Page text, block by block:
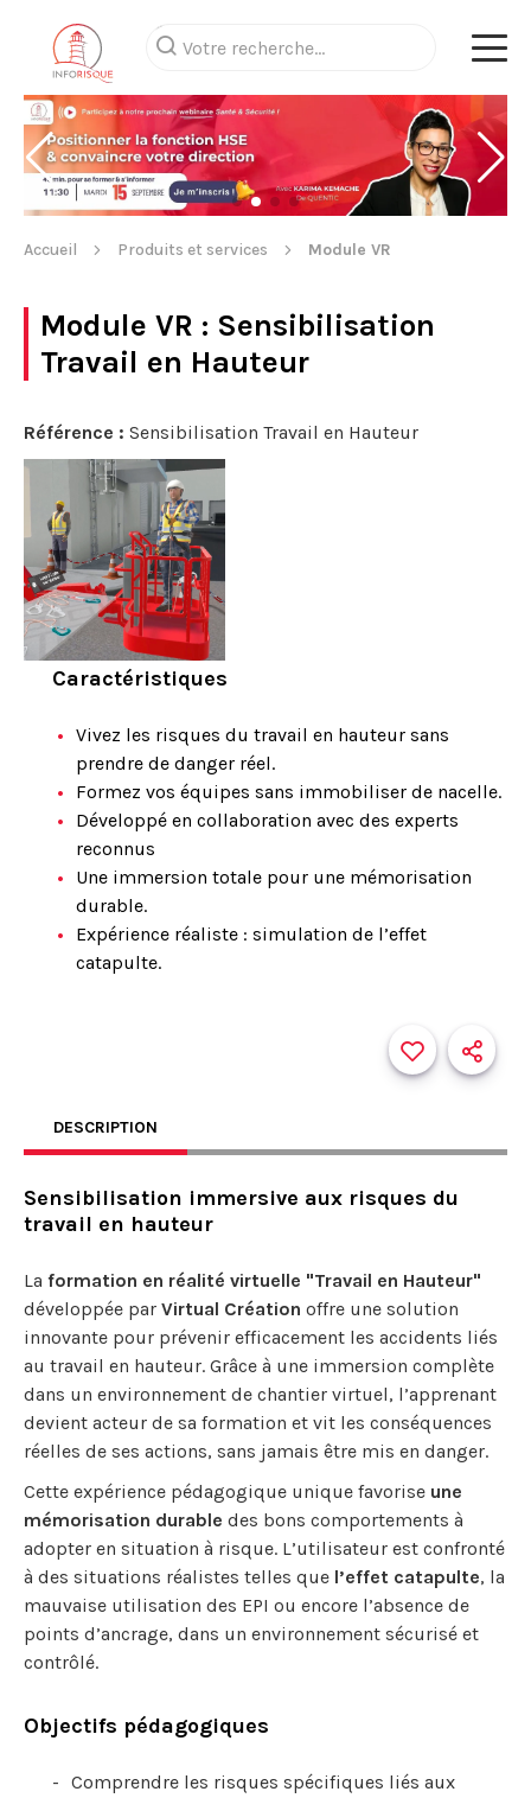
Accueil Produits et services Module VR
Module VR : Sensibilisation
Travail en Hauteur
Référence : Sensibilisation Travail en Hauteur
Caractéristiques
Vivez les risques du travail en hauteur sans
prendre de danger réel.
Formez vos équipes sans immobiliser de nacelle.
Développé en collaboration avec des experts
reconnus
Une immersion totale pour une mémorisation
durable.
Expérience réaliste : simulation de l’effet
catapulte.
DESCRIPTION
Sensibilisation immersive aux risques du
travail en hauteur
La formation en réalité virtuelle "Travail en Hauteur"
développée par Virtual Création offre une solution
innovante pour prévenir efficacement les accidents liés
au travail en hauteur. Grâce à une immersion complète
dans un environnement de chantier virtuel, l’apprenant
devient acteur de sa formation et vit les conséquences
réelles de ses actions, sans jamais être mis en danger.
Cette expérience pédagogique unique favorise une
mémorisation durable des bons comportements à
adopter en situation à risque. L’utilisateur est confronté
à des situations réalistes telles que l’effet catapulte, la
mauvaise utilisation des EPI ou encore l’absence de
points d’ancrage, dans un environnement sécurisé et
contrôlé.
Objectifs pédagogiques
Comprendre les risques spécifiques liés aux